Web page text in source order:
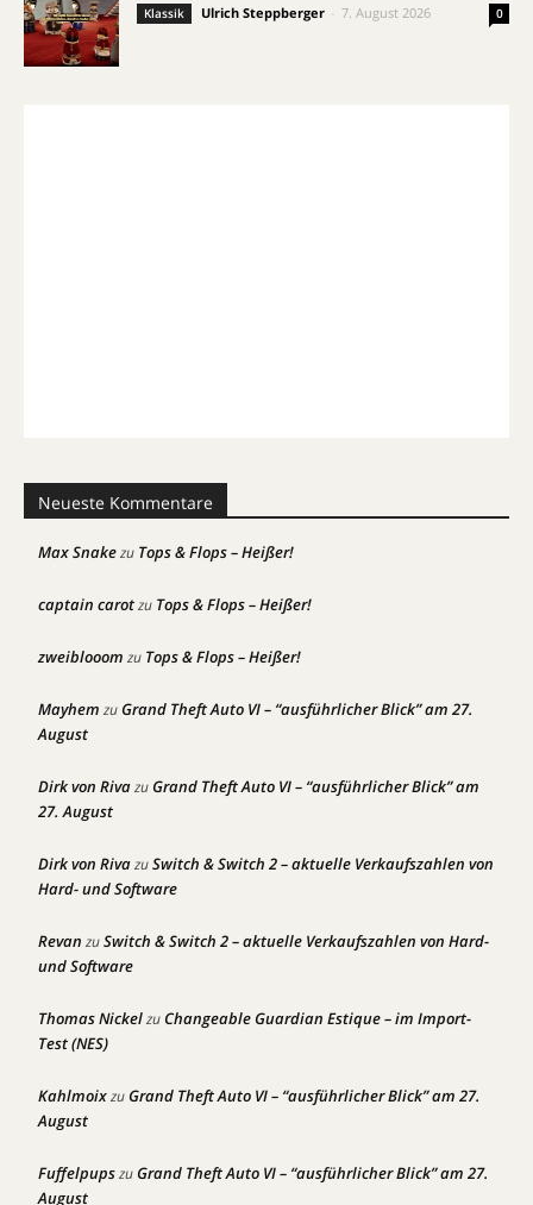
Klassik Ulrich Steppberger 7. August 2026 0
Neueste Kommentare
Max Snakezu Tops & Flops – Heißer!
captain carotzu Tops & Flops – Heißer!
zweiblooom zu Tops & Flops – Heißer!
Mayhem zuGrand Theft Auto VI – “ausführlicher Blick” am 27.
August
Dirk von RivazuGrand Theft Auto VI – “ausführlicher Blick” am
27. August
Dirk von RivazuSwitch & Switch 2 – aktuelle Verkaufszahlen von
Hard- und Software
Revan zuSwitch & Switch 2 – aktuelle Verkaufszahlen von Hard-
und Software
Thomas NickelzuChangeable Guardian Estique – im Import-
Test (NES)
KahlmoixzuGrand Theft Auto VI – “ausführlicher Blick” am 27.
August
FuffelpupszuGrand Theft Auto VI – “ausführlicher Blick” am 27.
August